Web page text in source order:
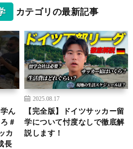
カテゴリの最新記事
ん
#
カ
長
2025.08.17
【完全版】ドイツサッカー留
学について忖度なしで徹底解
説します！